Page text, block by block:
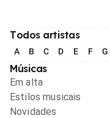
Todos artistas
A B C D E F G
Músicas
Em alta
Estilos musicais
Novidades